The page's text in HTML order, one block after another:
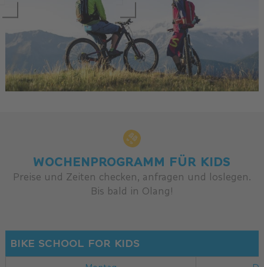
WOCHENPROGRAMM FÜR KIDS
Preise und Zeiten checken, anfragen und loslegen.
Bis bald in Olang!
BIKE SCHOOL FOR KIDS